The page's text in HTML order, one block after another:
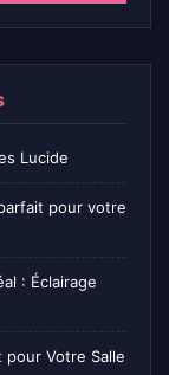
Lucide
pour votre
: Éclairage
pour Votre Salle